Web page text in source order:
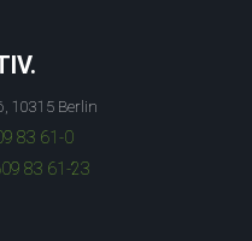
10315 Berlin
83 61-0
83 61-23